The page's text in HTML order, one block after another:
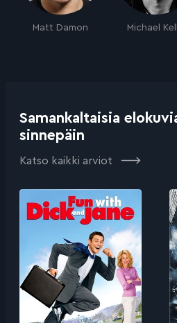
Matt Damon Michael
Samankaltaisia
sinnepäin
Katso kaikki arviot